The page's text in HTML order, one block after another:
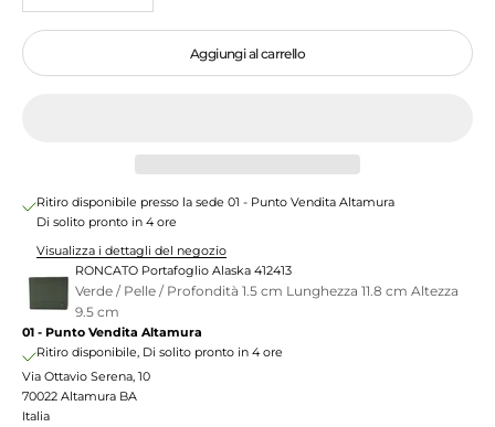
Aggiungi al carrello
Ritiro disponibile presso la sede 01 - Punto Vendita Altamura
Di solito pronto in 4 ore
Visualizza i dettagli del negozio
RONCATO Portafoglio Alaska 412413
Verde / Pelle / Profondità 1.5 cm Lunghezza 11.8 cm Altezza
9.5 cm
01 - Punto Vendita Altamura
Ritiro disponibile, Di solito pronto in 4 ore
Via Ottavio Serena, 10
70022 Altamura BA
Italia